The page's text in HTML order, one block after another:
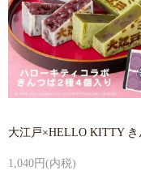
大江戸×HELLO KITTY き
1,040円(内税)